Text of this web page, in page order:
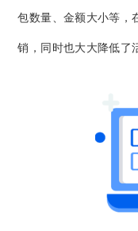
包数量、金额大小等，
销，同时也大大降低了